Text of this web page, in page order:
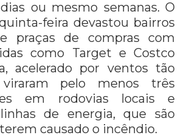
ou mesmo semanas. O
feira devastou bairros
praças de compras com
como Target e Costco
acelerado por ventos tão
pelo menos três
em rodovias locais e
de energia, que são
causado o incêndio.